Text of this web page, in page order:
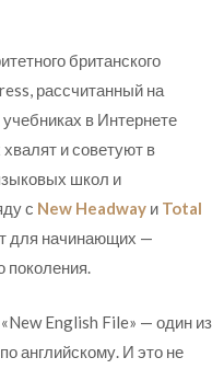
британского
рассчитанный на
в Интернете
и советуют в
школ и
с New Headway и Total
для начинающих —
поколения.
English File» — один из
английскому. И это не